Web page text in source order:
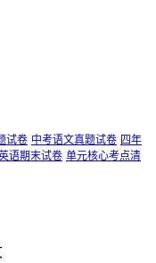
试卷 中考语文真题试卷 四年
语期末试卷 单元核心考点清